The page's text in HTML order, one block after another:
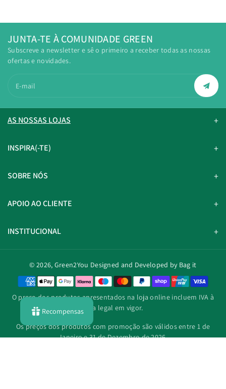
JUNTA-TE À COMUNIDADE GREEN
Subscreve a newsletter e sê o primeiro a receber todas as nossas
ofertas e novidades.
E-mail
AS NOSSAS LOJAS
INSPIRA(-TE)
SOBRE NÓS
APOIO AO CLIENTE
INSTITUCIONAL
© 2026, Green2You Designed and Developed by Bag it
M
t
o
O preço dos produtos apresentados na loja online incluem IVA à
taxa legal em vigor.
Os preços dos produtos com promoção são válidos entre 1 de
Janeiro e 31 de Dezembro de 2026.
Recompensas